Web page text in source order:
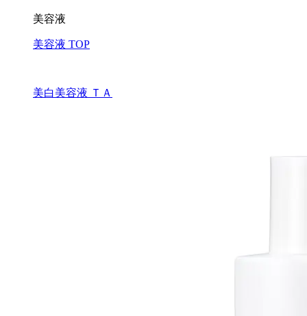
美容液
美容液 TOP
美白美容液 ＴＡ